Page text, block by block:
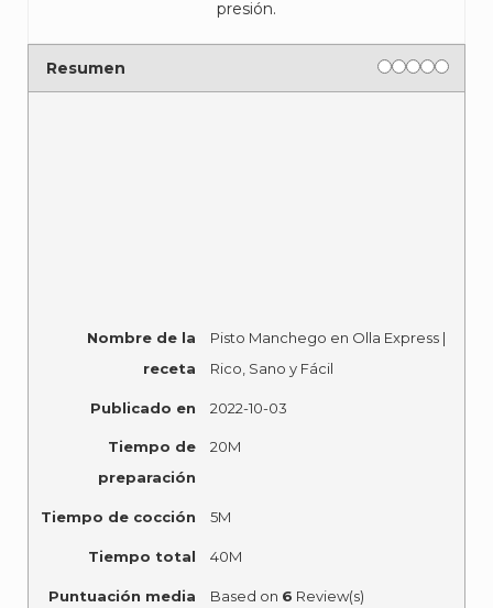
presión.
Resumen Rating
1 star
2 stars
3 stars
4 stars
5
Nombre de la
receta
Pisto Manchego en Olla Express |
Rico, Sano y Fácil
Publicado en 2022-10-03
Tiempo de
preparación
20M
Tiempo de cocción 5M
Tiempo total 40M
Puntuación media Based on 6 Review(s)